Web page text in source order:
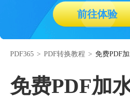
前往体验
PDF365 > PDF转换教程 > 免费PDF
免费PDF加